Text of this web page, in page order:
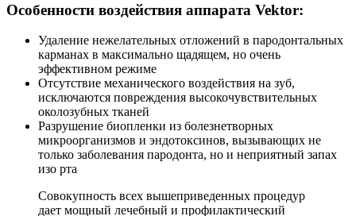
Особенности воздействия аппарата Vektor:
Удаление нежелательных отложений в пародонтальных
карманах в максимально щадящем, но очень
эффективном режиме
Отсутствие механического воздействия на зуб,
исключаются повреждения высокочувствительных
околозубных тканей
Разрушение биопленки из болезнетворных
микроорганизмов и эндотоксинов, вызывающих не
только заболевания пародонта, но и неприятный запах
изо рта
Совокупность всех вышеприведенных процедур
дает мощный лечебный и профилактический